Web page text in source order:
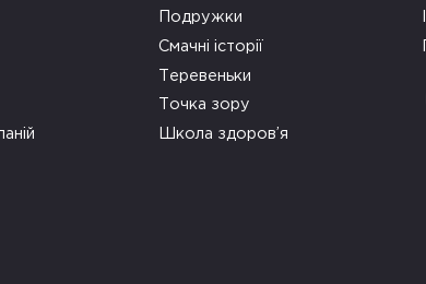
Подружки
Смачні історії
Теревеньки
Точка зору
Школа здоров’я